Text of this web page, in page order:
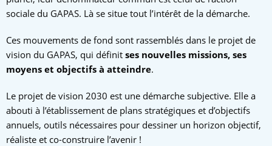
sociale du GAPAS. Là se situe tout l’intérêt de la démarche.
Ces mouvements de fond sont rassemblés dans le projet de
vision du GAPAS, qui définit ses nouvelles missions, ses
moyens et objectifs à atteindre.
Le projet de vision 2030 est une démarche subjective. Elle a
abouti à l’établissement de plans stratégiques et d’objectifs
annuels, outils nécessaires pour dessiner un horizon objectif,
réaliste et co-construire l’avenir !